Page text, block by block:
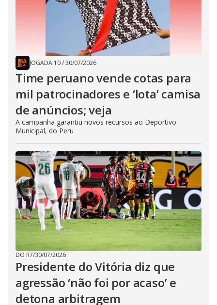
JOGADA 10/30/07/2026
Time peruano vende cotas para
mil patrocinadores e ‘lota’ camisa
de anúncios; veja
A campanha garantiu novos recursos ao Deportivo
Municipal, do Peru
DO R7/30/07/2026
Presidente do Vitória diz que
agressão ‘não foi por acaso’ e
detona arbitragem